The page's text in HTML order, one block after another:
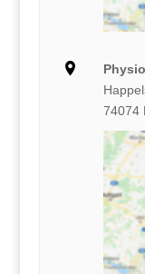
74074